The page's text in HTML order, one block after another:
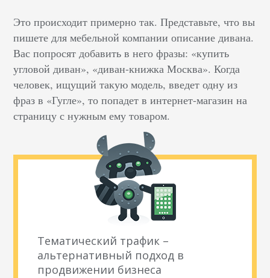
Это происходит примерно так. Представьте, что вы
пишете для мебельной компании описание дивана.
Вас попросят добавить в него фразы: «купить
угловой диван», «диван-книжка Москва». Когда
человек, ищущий такую модель, введет одну из
фраз в «Гугле», то попадет в интернет-магазин на
страницу с нужным ему товаром.
Тематический трафик –
альтернативный подход в
продвижении бизнеса